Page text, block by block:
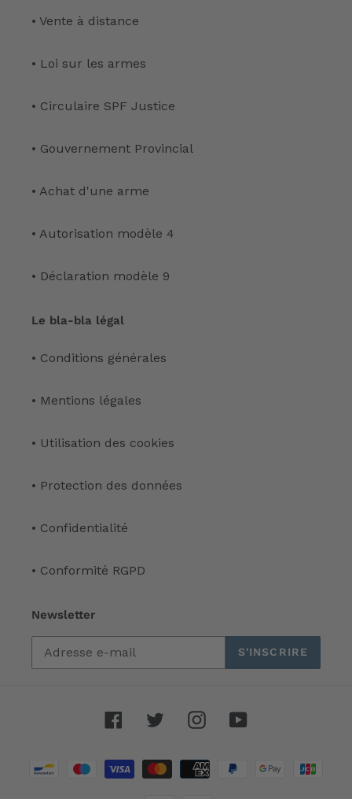
• Vente à distance
• Loi sur les armes
• Circulaire SPF Justice
• Gouvernement Provincial
• Achat d'une arme
• Autorisation modèle 4
• Déclaration modèle 9
Le bla-bla légal
• Conditions générales
• Mentions légales
• Utilisation des cookies
• Protection des données
• Confidentialité
• Conformité RGPD
Newsletter
S'INSCRIRE
FacebookTwitterInstagram
Moyens
de